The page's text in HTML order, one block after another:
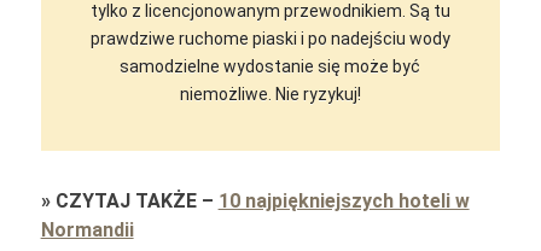
tylko z licencjonowanym przewodnikiem. Są tu
prawdziwe ruchome piaski i po nadejściu wody
samodzielne wydostanie się może być
niemożliwe. Nie ryzykuj!
» CZYTAJ TAKŻE– 10 najpiękniejszych hoteli w
Normandii